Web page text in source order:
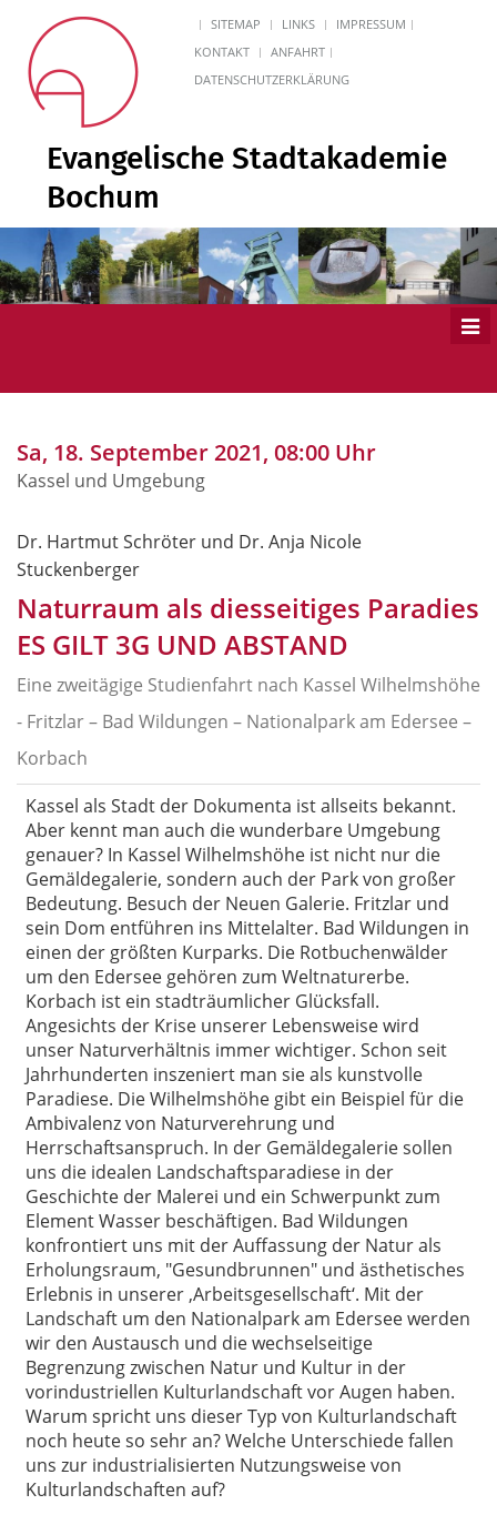
SITEMAP LINKS
IMPRESSUM
KONTAKT
ANFAHRT
DATENSCHUTZERKLÄRUNG
Evangelische Stadtakademie
Bochum
Sa, 18. September 2021, 08:00 Uhr
Kassel und Umgebung
Dr. Hartmut Schröter und Dr. Anja Nicole
Stuckenberger
Naturraum als diesseitiges Paradies
ES GILT 3G UND ABSTAND
Eine zweitägige Studienfahrt nach Kassel Wilhelmshöhe
- Fritzlar – Bad Wildungen – Nationalpark am Edersee –
Korbach
Kassel als Stadt der Dokumenta ist allseits bekannt.
Aber kennt man auch die wunderbare Umgebung
genauer? In Kassel Wilhelmshöhe ist nicht nur die
Gemäldegalerie, sondern auch der Park von großer
Bedeutung. Besuch der Neuen Galerie. Fritzlar und
sein Dom entführen ins Mittelalter. Bad Wildungen in
einen der größten Kurparks. Die Rotbuchenwälder
um den Edersee gehören zum Weltnaturerbe.
Korbach ist ein stadträumlicher Glücksfall.
Angesichts der Krise unserer Lebensweise wird
unser Naturverhältnis immer wichtiger. Schon seit
Jahrhunderten inszeniert man sie als kunstvolle
Paradiese. Die Wilhelmshöhe gibt ein Beispiel für die
Ambivalenz von Naturverehrung und
Herrschaftsanspruch. In der Gemäldegalerie sollen
uns die idealen Landschaftsparadiese in der
Geschichte der Malerei und ein Schwerpunkt zum
Element Wasser beschäftigen. Bad Wildungen
konfrontiert uns mit der Auffassung der Natur als
Erholungsraum‚ "Gesundbrunnen" und ästhetisches
Erlebnis in unserer ‚Arbeitsgesellschaft‘. Mit der
Landschaft um den Nationalpark am Edersee werden
wir den Austausch und die wechselseitige
Begrenzung zwischen Natur und Kultur in der
vorindustriellen Kulturlandschaft vor Augen haben.
Warum spricht uns dieser Typ von Kulturlandschaft
noch heute so sehr an? Welche Unterschiede fallen
uns zur industrialisierten Nutzungsweise von
Kulturlandschaften auf?